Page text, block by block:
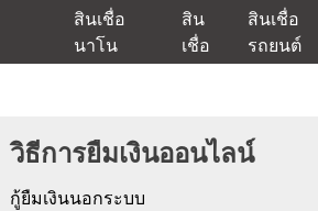
สินเชื่อ
นาโน
สิน
เชื่อ
สินเชื่อ
รถยนต์
วิธีการยืมเงินออนไลน์
กู้ยืมเงินนอกระบบ